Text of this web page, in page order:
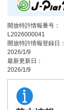
開放特許情報番号：
L2026000041
開放特許情報登録日：
2026/1/9
最新更新日：
2026/1/9